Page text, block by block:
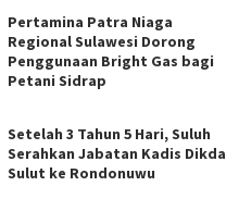
Pertamina Patra Niaga
Regional Sulawesi Dorong
Penggunaan Bright Gas bagi
Petani Sidrap
Setelah 3 Tahun 5 Hari, Suluh
Serahkan Jabatan Kadis Dikda
Sulut ke Rondonuwu